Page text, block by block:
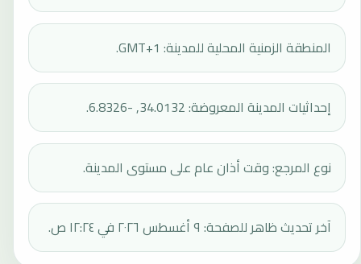
المنطقة الزمنية المحلية للمدينة: GMT+1.
إحداثيات المدينة المعروضة: 34.0132, -6.8326.
نوع المرجع: وقت أذان عام على مستوى المدينة.
آخر تحديث ظاهر للصفحة: ٩ أغسطس ٢٠٢٦ في ١٢:٢٤ ص.